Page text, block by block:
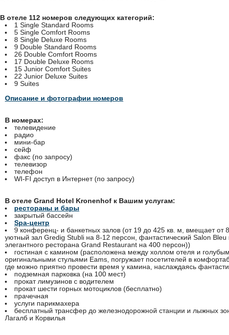
В отеле 112 номеров следующих категорий:
1 Single Standard Rooms
5 Single Comfort Rooms
8 Single Deluxe Rooms
9 Double Standard Rooms
26 Double Comfort Rooms
17 Double Deluxe Rooms
15 Junior Comfort Suites
22 Junior Deluxe Suites
9 Suites
Описание и фотографии номеров
В номерах:
телевидение
радио
мини-бар
сейф
факс (по запросу)
телевизор
телефон
WI-FI доступ в Интернет (по запросу)
B отеле Grand Hotel Kronenhof к Вашим услугам:
рестораны и бары
закрытый бассейн
Spa-центр
9 конференц- и банкетных залов (от 19 до 425 кв. м, вмещает от
уютный зал Gredig Stubli на 8-12 персон, фантастический Salon
элегантного ресторана Grand Restaurant на 400 персон))
гостиная с камином (расположена между холлом отеля и
оригинальными стульями Eams, погружает посетителей в
где можно приятно провести время у камина, наслаждаясь
подземная парковка (на 100 мест)
прокат лимузинов с водителем
прокат шести горных мотоциклов (бесплатно)
прачечная
услуги парикмахера
бесплатный трансфер до железнодорожной станции и лыжных
Лагалб и Корвилья